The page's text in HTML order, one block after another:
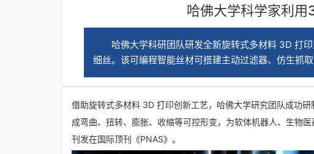
哈佛大学科学家利用
哈佛大学科研团队研发全新旋转式多材料 3D 打
细丝。该可编程智能丝材可搭建主动过滤器、仿生抓
借助旋转式多材料 3D 打印创新工艺，哈佛大学研究团队成功
成弯曲、扭转、膨胀、收缩等可控形变，为软体机器人、生物
刊发在国际顶刊《PNAS》。